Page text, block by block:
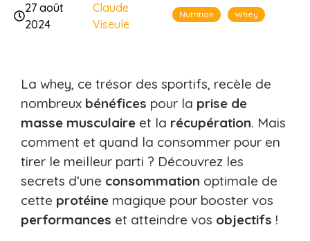
27 août
2024
Claude
Viseule
Nutrition Whey
La whey, ce trésor des sportifs, recèle de
nombreux bénéfices pour la prise de
masse musculaire et la récupération. Mais
comment et quand la consommer pour en
tirer le meilleur parti ? Découvrez les
secrets d’une consommation optimale de
cette protéine magique pour booster vos
performances et atteindre vos objectifs !